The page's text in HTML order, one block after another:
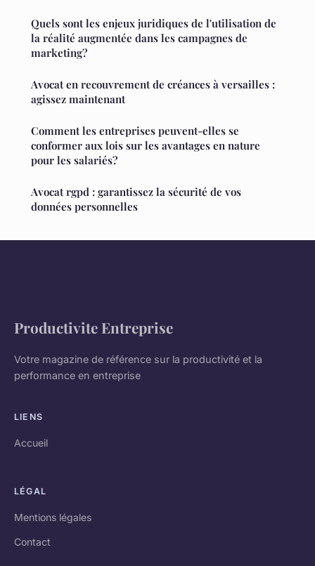
Quels sont les enjeux juridiques de l'utilisation de
la réalité augmentée dans les campagnes de
marketing?
Avocat en recouvrement de créances à versailles :
agissez maintenant
Comment les entreprises peuvent-elles se
conformer aux lois sur les avantages en nature
pour les salariés?
Avocat rgpd : garantissez la sécurité de vos
données personnelles
Productivite Entreprise
Votre magazine de référence sur la productivité et la
performance en entreprise
LIENS
Accueil
LÉGAL
Mentions légales
Contact